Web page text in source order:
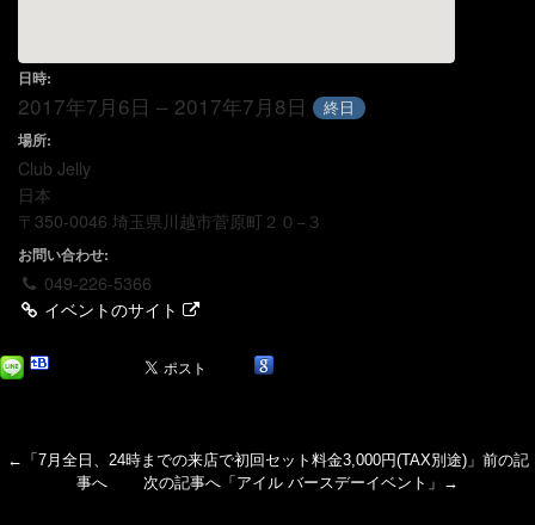
日時:
2017年7月6日 – 2017年7月8日 終日
場所:
Club Jelly
日本
〒350-0046 埼玉県川越市菅原町２０−３
お問い合わせ:
049-226-5366
イベントのサイト
←「 7月全日、24時までの来店で初回セット料金3,000円(TAX別途)」前の記
事へ 次の記事へ「 アイル バースデーイベント 」→